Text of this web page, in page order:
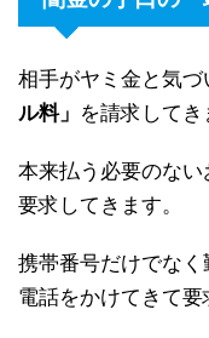
相手がヤミ金と気
ル料」 を請求してき
本来払う必要のない
要求してきます。
携帯番号だけでな
電話をかけてきて要